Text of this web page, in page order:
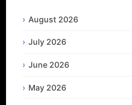
August 2026
July 2026
June 2026
May 2026